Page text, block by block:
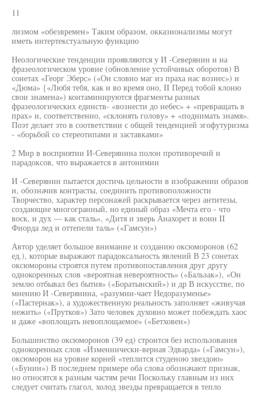
11
лизмом «обезвремен» Таким образом, окказионализмы могут
иметь интертекстуальную функцию
Неологические тенденции проявляются у И -Северянин и на
фразеологическом уровне (обновление устойчивых оборотов) В
сонетах «Георг Эберс» («Он словно маг из праха нас вознес») и
«Дюма» {«Любя тебя, как и во время оно, II Перед тобой клоню
свои знамена») контаминируются фрагменты разных
фразеологических единств- «вознести до небес» + «превращать в
прах» и, соответственно, «склонять голову» + «поднимать знамя».
Поэт делает это в соответствии с общей тенденцией эгофутуризма
- «борьбой со стереотипами и заставками»
2 Мир в восприятии И-Северянина полон противоречий и
парадоксов, что выражается в антонимии
И -Северянин пытается достичь цельности в изображении образов
и, обозначив контрасты, соединить противоположности
Творчество, характер персонажей раскрывается через антитезы,
создающие многогранный, но единый образ «Мечта его - что
воск, и дух — как сталь», «Дитя и зверь Анахорет и воин II
Фиорда лед и оттепели таль» («Гамсун»)
Автор уделяет большое внимание и созданию оксюморонов (62
ед.), которые выражают парадоксальность явлений В 23 сонетах
оксюмороны строятся путем противопоставления друг другу
однокоренных слов «вероятная невероятность» («Бальзак»), «Он
землю отбывал без бытия» («Боратынский») и др В искусстве, по
мнению И -Северянина, «разумни-чает Недоразуменье»
(«Пастернак»), а художественную реальность заполняет «живучая
нежить» («Прутков») Зато человек духовно может побеждать хаос
и даже «воплощать невоплощаемое» («Бетховен»)
Большинство оксюморонов (39 ед) строится без использования
однокоренных слов «Изменнически-верная Эдварда» («Гамсун»),
оксюморон на уровне корней «теплится студеною звездою»
(«Бунин») В последнем примере оба слова обозначают признак,
но относятся к разным частям речи Поскольку главным из них
следует считать глагол, холод звезды превращается в тепло